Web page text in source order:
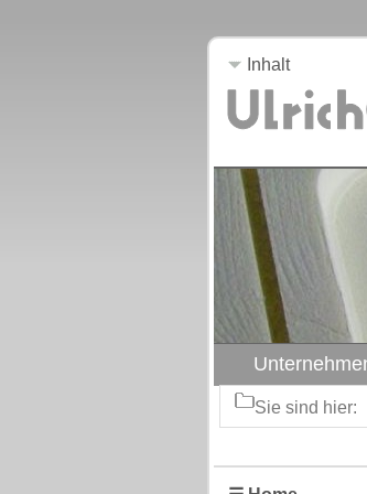
Inhalt
Sie sind hier: